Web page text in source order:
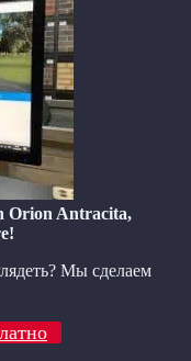
Orion Antracita,
Мы сделаем